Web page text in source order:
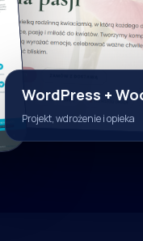
WordPress +
Projekt, wdrożenie i opieka